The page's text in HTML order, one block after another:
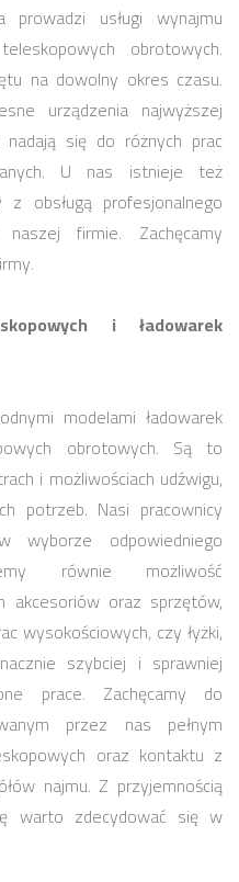
usługi wynajmu
obrotowych.
na dowolny okres czasu.
urządzenia najwyższej
się do różnych prac
U nas istnieje też
obsługą profesjonalnego
firmie. Zachęcamy
i ładowarek
modelami ładowarek
obrotowych. Są to
i możliwościach udźwigu,
potrzeb. Nasi pracownicy
wyborze odpowiedniego
równie możliwość
akcesoriów oraz sprzętów,
wysokościowych, czy łyżki,
szybciej i sprawniej
prace. Zachęcamy do
przez nas pełnym
oraz kontaktu z
najmu. Z przyjemnością
warto zdecydować się w